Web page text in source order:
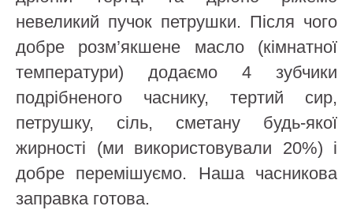
невеликий пучок петрушки. Після чого
добре розм’якшене масло (кімнатної
температури) додаємо 4 зубчики
подрібненого часнику, тертий сир,
петрушку, сіль, сметану будь-якої
жирності (ми використовували 20%) і
добре перемішуємо. Наша часникова
заправка готова.